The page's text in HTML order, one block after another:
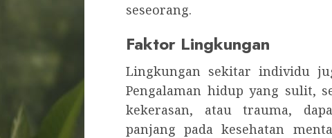
seseorang.
Faktor Lingkungan
Lingkungan sekitar individu
Pengalaman hidup yang sulit,
kekerasan, atau trauma,
panjang pada kesehatan